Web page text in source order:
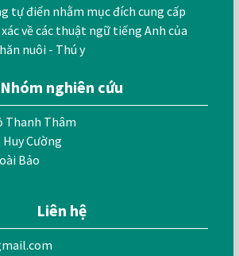
tự điển nhằm mục đích cung cấp
về các thuật ngữ tiếng Anh của
nuôi - Thú y
Nhóm nghiên cứu
Thanh Thâm
Huy Cường
Bảo
Liên hệ